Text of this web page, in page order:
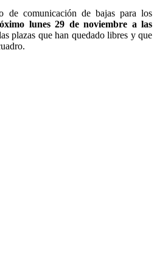
de comunicación de bajas para los
lunes 29 de noviembre a las
plazas que han quedado libres y que